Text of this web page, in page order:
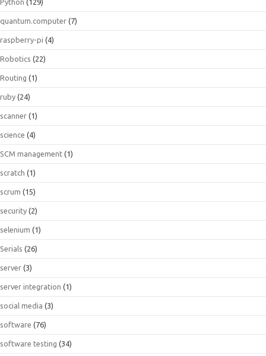
Python (129)
quantum.computer (7)
raspberry-pi (4)
Robotics (22)
Routing (1)
ruby (24)
scanner (1)
science (4)
SCM management (1)
scratch (1)
scrum (15)
security (2)
selenium (1)
Serials (26)
server (3)
server integration (1)
social media (3)
software (76)
software testing (34)